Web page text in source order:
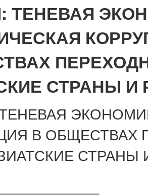
ТЕНЕВАЯ
СТРАНЫ И
В ОБЩЕСТВАХ
СТРАНЫ